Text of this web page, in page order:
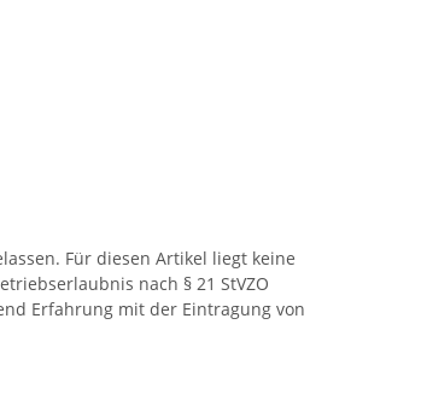
Für diesen Artikel liegt keine
nach § 21 StVZO
Erfahrung mit der Eintragung von